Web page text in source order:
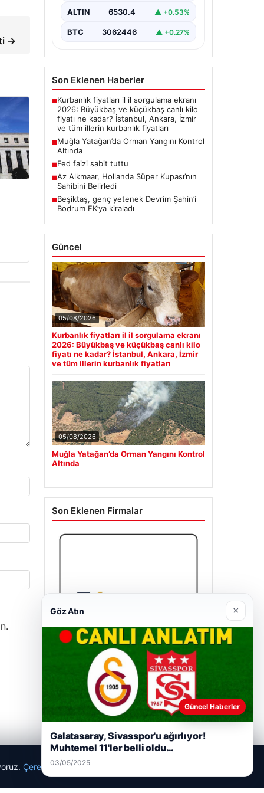
→
ALTIN 6530.4 ▲ +0.53%
BTC 3062446 ▲ +0.27%
Son Eklenen Haberler
■Kurbanlık fiyatları il il sorgulama ekranı
2026: Büyükbaş ve küçükbaş canlı kilo
fiyatı ne kadar? İstanbul, Ankara, İzmir
ve tüm illerin kurbanlık fiyatları
■Muğla Yatağan’da Orman Yangını Kontrol
Altında
■Fed faizi sabit tuttu
■Az Alkmaar, Hollanda Süper Kupası’nın
Sahibini Belirledi
■Beşiktaş, genç yetenek Devrim Şahin’i
Bodrum FK’ya kiraladı
Güncel
05/08/2026
Kurbanlık fiyatları il il sorgulama ekranı
2026: Büyükbaş ve küçükbaş canlı kilo
fiyatı ne kadar? İstanbul, Ankara, İzmir
ve tüm illerin kurbanlık fiyatları
05/08/2026
Muğla Yatağan’da Orman Yangını Kontrol
Altında
Son Eklenen Firmalar
Enes Kaplan Avukatlık Bürosu
28/04/2026
Çerez Politikamız
Göz Atın ×
Güncel Haberler
Galatasaray, Sivasspor'u ağırlıyor!
Muhtemel 11'ler belli oldu…
03/05/2025